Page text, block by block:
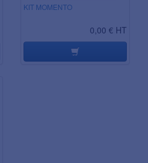
KIT MOMENTO
0,00 € HT